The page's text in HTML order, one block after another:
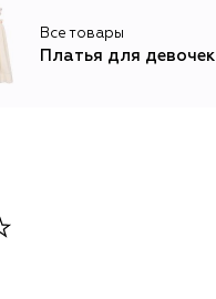
Все товары
Платья для девочек